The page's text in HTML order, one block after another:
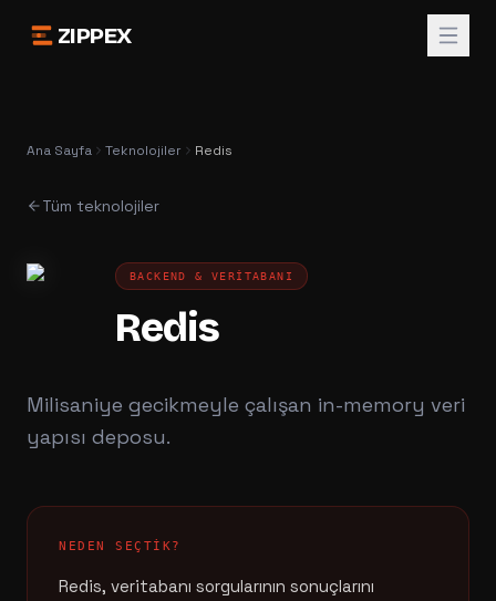
ZIPPEX
Ana Sayfa Teknolojiler Redis
Tüm teknolojiler
BACKEND & VERITABANI
Redis
Milisaniye gecikmeyle çalışan in-memory veri
yapısı deposu.
NEDEN SEÇTIK?
Redis, veritabanı sorgularının sonuçlarını